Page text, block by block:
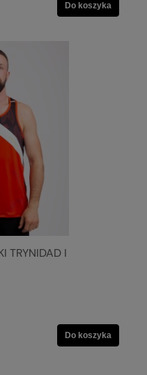
Do koszyka
TRYNIDAD I
Do koszyka